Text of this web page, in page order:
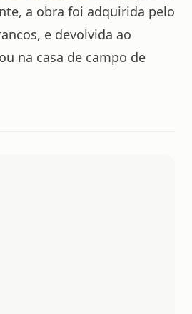
a obra foi adquirida pelo
e devolvida ao
na casa de campo de